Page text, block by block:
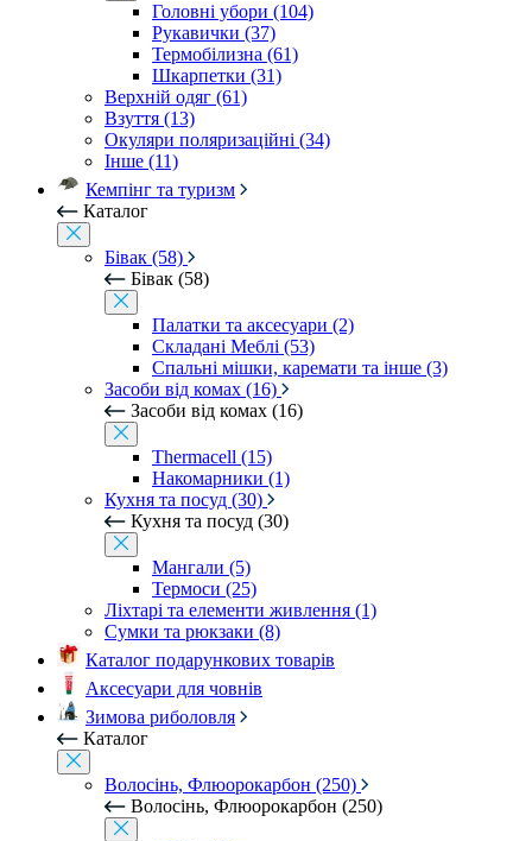
Головні убори (104)
Рукавички (37)
Термобілизна (61)
Шкарпетки (31)
Верхній одяг (61)
Взуття (13)
Окуляри поляризаційні (34)
Інше (11)
Кемпінг та туризм
Каталог
Бівак (58)
Бівак (58)
Палатки та аксесуари (2)
Складані Меблі (53)
Спальні мішки, каремати та інше (3)
Засоби від комах (16)
Засоби від комах (16)
Thermacell (15)
Накомарники (1)
Кухня та посуд (30)
Кухня та посуд (30)
Мангали (5)
Термоси (25)
Ліхтарі та елементи живлення (1)
Сумки та рюкзаки (8)
Каталог подарункових товарів
Аксесуари для човнів
Зимова риболовля
Каталог
Волосінь, Флюорокарбон (250)
Волосінь, Флюорокарбон (250)